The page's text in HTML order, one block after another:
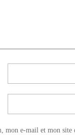
mon e-mail et mon site